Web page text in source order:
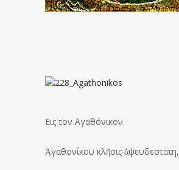
Eις τον Aγαθόνικον.
Ἀγαθονίκου κλῆσις ἀψευδεστάτη,